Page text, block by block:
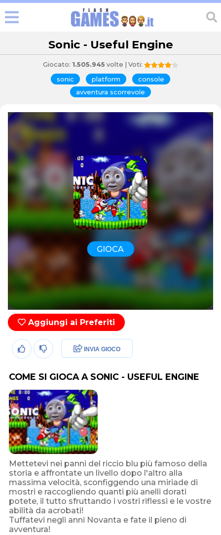
Sonic - Useful Engine
Giocato: 1.505.945 volte | Voti:
sonic platform
console
avventura scorrevole
GIOCA
Aggiungi ai Preferiti
INVIA GIOCO
COME SI GIOCA A SONIC - USEFUL ENGINE
Mettetevi nei panni del riccio blu più famoso della
storia e affrontate un livello dopo l'altro alla
massima velocità, sconfiggendo una miriade di
mostri e raccogliendo quanti più anelli dorati
potete, il tutto sfruttando i vostri riflessi e le vostre
abilità da acrobati!
Tuffatevi negli anni Novanta e fate il pieno di
avventura!